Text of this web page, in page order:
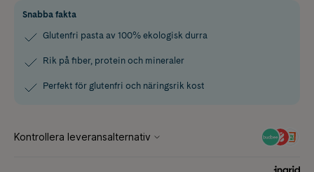
Snabba fakta
Glutenfri pasta av 100% ekologisk durra
Rik på fiber, protein och mineraler
Perfekt för glutenfri och näringsrik kost